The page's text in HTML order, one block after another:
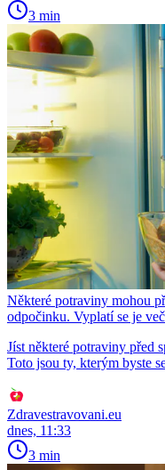
3 min
Některé potraviny mohou
odpočinku. Vyplatí se je
Jíst některé potraviny před
Toto jsou ty, kterým byste
Zdravestravovani.eu
dnes, 11:33
3 min